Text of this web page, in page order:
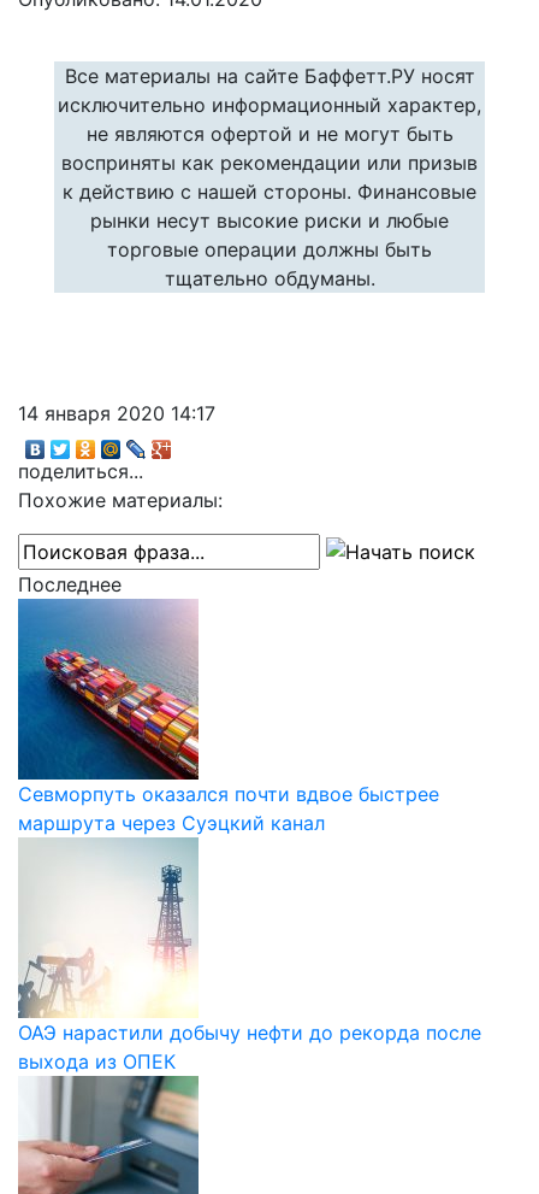
Все материалы на сайте Баффетт.РУ носят
исключительно информационный характер,
не являются офертой и не могут быть
восприняты как рекомендации или призыв
к действию с нашей стороны. Финансовые
рынки несут высокие риски и любые
торговые операции должны быть
тщательно обдуманы.
14 января 2020 14:17
поделиться...
Похожие материалы:
Последнее
Севморпуть оказался почти вдвое быстрее
маршрута через Суэцкий канал
ОАЭ нарастили добычу нефти до рекорда после
выхода из ОПЕК